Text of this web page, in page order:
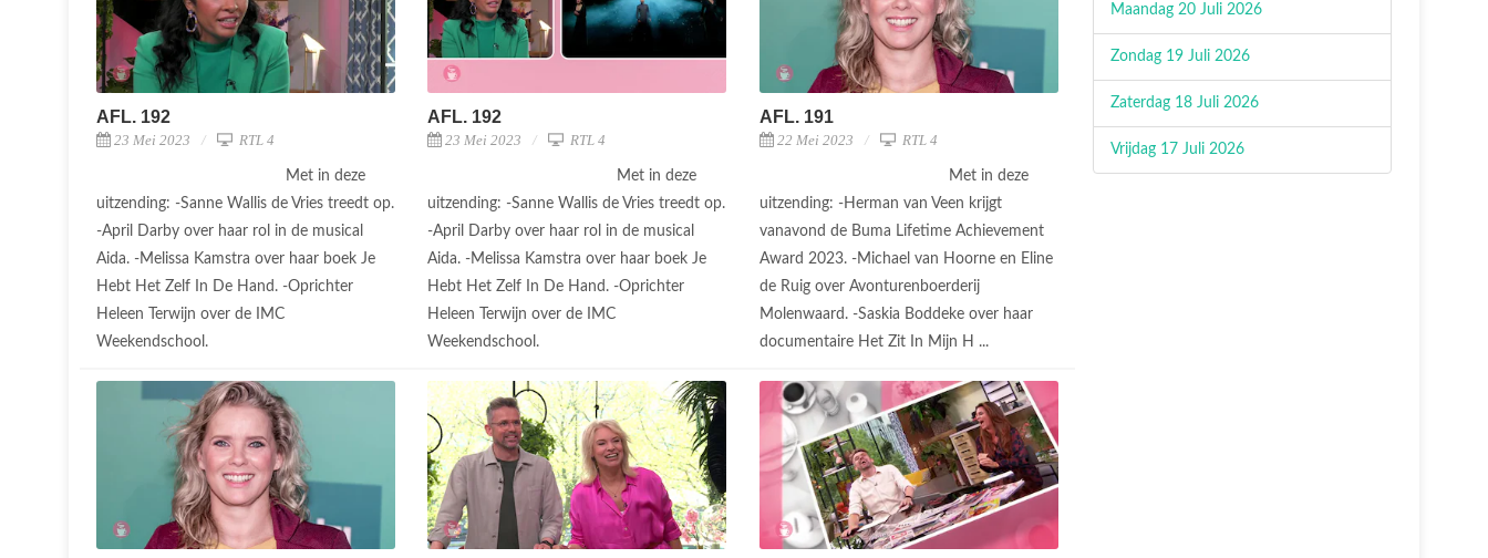
AFL. 192
23 Mei 2023 RTL 4
Met in deze
uitzending: -Sanne Wallis de Vries treedt op.
-April Darby over haar rol in de musical
Aida. -Melissa Kamstra over haar boek Je
Hebt Het Zelf In De Hand. -Oprichter
Heleen Terwijn over de IMC
Weekendschool.
AFL. 192
23 Mei 2023 RTL 4
Met in deze
uitzending: -Sanne Wallis de Vries treedt op.
-April Darby over haar rol in de musical
Aida. -Melissa Kamstra over haar boek Je
Hebt Het Zelf In De Hand. -Oprichter
Heleen Terwijn over de IMC
Weekendschool.
AFL. 191
22 Mei 2023 RTL 4
Met in deze
uitzending: -Herman van Veen krijgt
vanavond de Buma Lifetime Achievement
Award 2023. -Michael van Hoorne en Eline
de Ruig over Avonturenboerderij
Molenwaard. -Saskia Boddeke over haar
documentaire Het Zit In Mijn H ...
Maandag 20 Juli 2026
Zondag 19 Juli 2026
Zaterdag 18 Juli 2026
Vrijdag 17 Juli 2026